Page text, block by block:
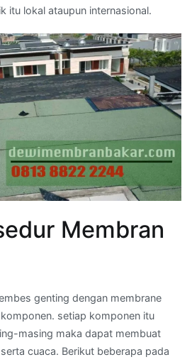
itu lokal ataupun internasional.
Membran
genting dengan membrane
setiap komponen itu
masing maka dapat membuat
cuaca. Berikut beberapa pada